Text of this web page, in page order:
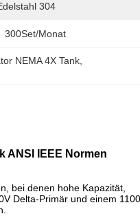
304
300Set/Monat
NEMA 4X Tank
ANSI IEEE Normen
bei denen hohe Kapazität,
Delta-Primär und einem